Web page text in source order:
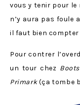
vous y tenir pour le
n’y aura pas foule
il faut bien compter
Pour contrer
un tour chez Boots
Primark(ça tombe